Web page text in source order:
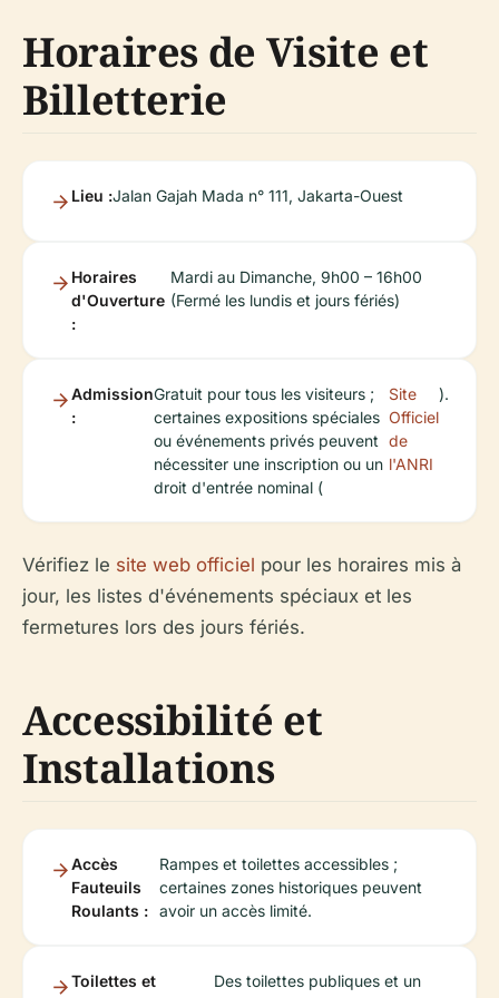
Horaires de Visite et
Billetterie
Lieu :Jalan Gajah Mada n° 111, Jakarta-Ouest
Horaires
d'Ouverture
:
Mardi au Dimanche, 9h00 – 16h00
(Fermé les lundis et jours fériés)
Admission
:
Gratuit pour tous les visiteurs ;
certaines expositions spéciales
ou événements privés peuvent
nécessiter une inscription ou un
droit d'entrée nominal (
Site
Officiel
de
l'ANRI
).
Vérifiez le site web officiel pour les horaires mis à
jour, les listes d'événements spéciaux et les
fermetures lors des jours fériés.
Accessibilité et
Installations
Accès
Fauteuils
Roulants :
Rampes et toilettes accessibles ;
certaines zones historiques peuvent
avoir un accès limité.
Toilettes et
Des toilettes publiques et un